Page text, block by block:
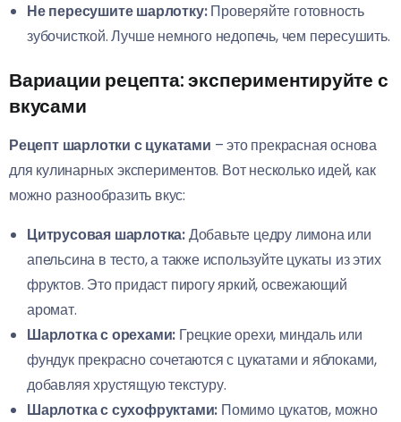
Не пересушите шарлотку:Проверяйте готовность
зубочисткой. Лучше немного недопечь, чем пересушить.
Вариации рецепта: экспериментируйте с
вкусами
Рецепт шарлотки с цукатами – это прекрасная основа
для кулинарных экспериментов. Вот несколько идей, как
можно разнообразить вкус:
Цитрусовая шарлотка:Добавьте цедру лимона или
апельсина в тесто, а также используйте цукаты из этих
фруктов. Это придаст пирогу яркий, освежающий
аромат.
Шарлотка с орехами: Грецкие орехи, миндаль или
фундук прекрасно сочетаются с цукатами и яблоками,
добавляя хрустящую текстуру.
Шарлотка с сухофруктами: Помимо цукатов, можно